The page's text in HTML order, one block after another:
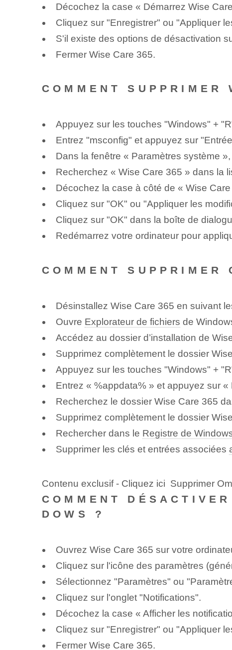
Décochez la case « Démarrez Wise
Cliquez sur "Enregistrer" ou "Appliquer
S'il existe des options de désactivation
Fermer Wise Care 365.
COMMENT
Appuyez sur les touches "Windows" +
Entrez "msconfig" et appuyez sur
Dans la fenêtre « Paramètres système
Recherchez « Wise Care 365 » dans la
Décochez la case à côté de « Wise
Cliquez sur "OK" ou "Appliquer les
Cliquez sur "OK" dans la boîte de
Redémarrez votre ordinateur pour
COMMENT
Désinstallez Wise Care 365 en suivant
Ouvre Explorateur de fichiers de
Accédez au dossier d’installation de
Supprimez complètement le dossier
Appuyez sur les touches "Windows" +
Entrez « %appdata% » et appuyez sur «
Recherchez le dossier Wise Care 365
Supprimez complètement le dossier
Rechercher dans le Registre de
Supprimer les clés et entrées associées
Contenu exclusif - Cliquez ici Supprimer
COMMENT
DOWS ?
Ouvrez Wise Care 365 sur votre
Cliquez sur l'icône des paramètres
Sélectionnez "Paramètres" ou
Cliquez sur l'onglet "Notifications".
Décochez la case « Afficher les
Cliquez sur "Enregistrer" ou "Appliquer
Fermer Wise Care 365.